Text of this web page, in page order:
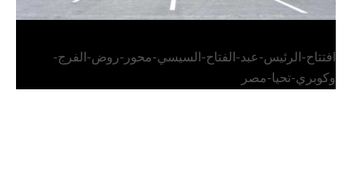
افتتاح-الرئيس-عبد-الفتاح-السيسي-محور-روض-الفرج-
وكوبري-تحيا-مصر